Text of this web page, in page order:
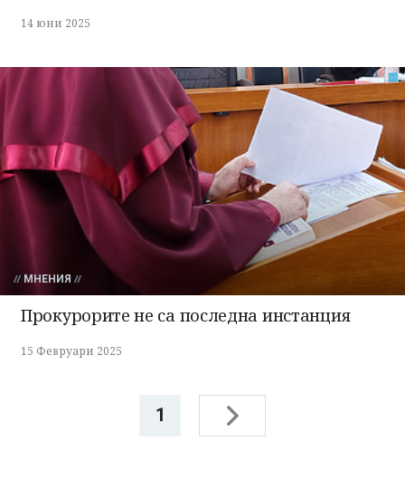
14 юни 2025
МНЕНИЯ
Прокурорите не са последна инстанция
15 Февруари 2025
1